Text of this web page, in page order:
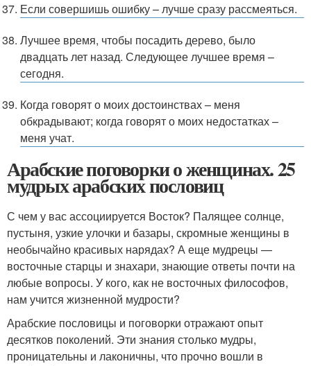
Если совершишь ошибку – лучше сразу рассмеяться.
Лучшее время, чтобы посадить дерево, было
двадцать лет назад. Следующее лучшее время –
сегодня.
Когда говорят о моих достоинствах – меня
обкрадывают; когда говорят о моих недостатках –
меня учат.
Арабские поговорки о женщинах. 25
мудрых арабских пословиц
С чем у вас ассоциируется Восток? Палящее солнце,
пустыня, узкие улочки и базары, скромные женщины в
необычайно красивых нарядах? А еще мудрецы —
восточные старцы и знахари, знающие ответы почти на
любые вопросы. У кого, как не восточных философов,
нам учится жизненной мудрости?
Арабские пословицы и поговорки отражают опыт
десятков поколений. Эти знания столько мудры,
проницательны и лаконичны, что прочно вошли в